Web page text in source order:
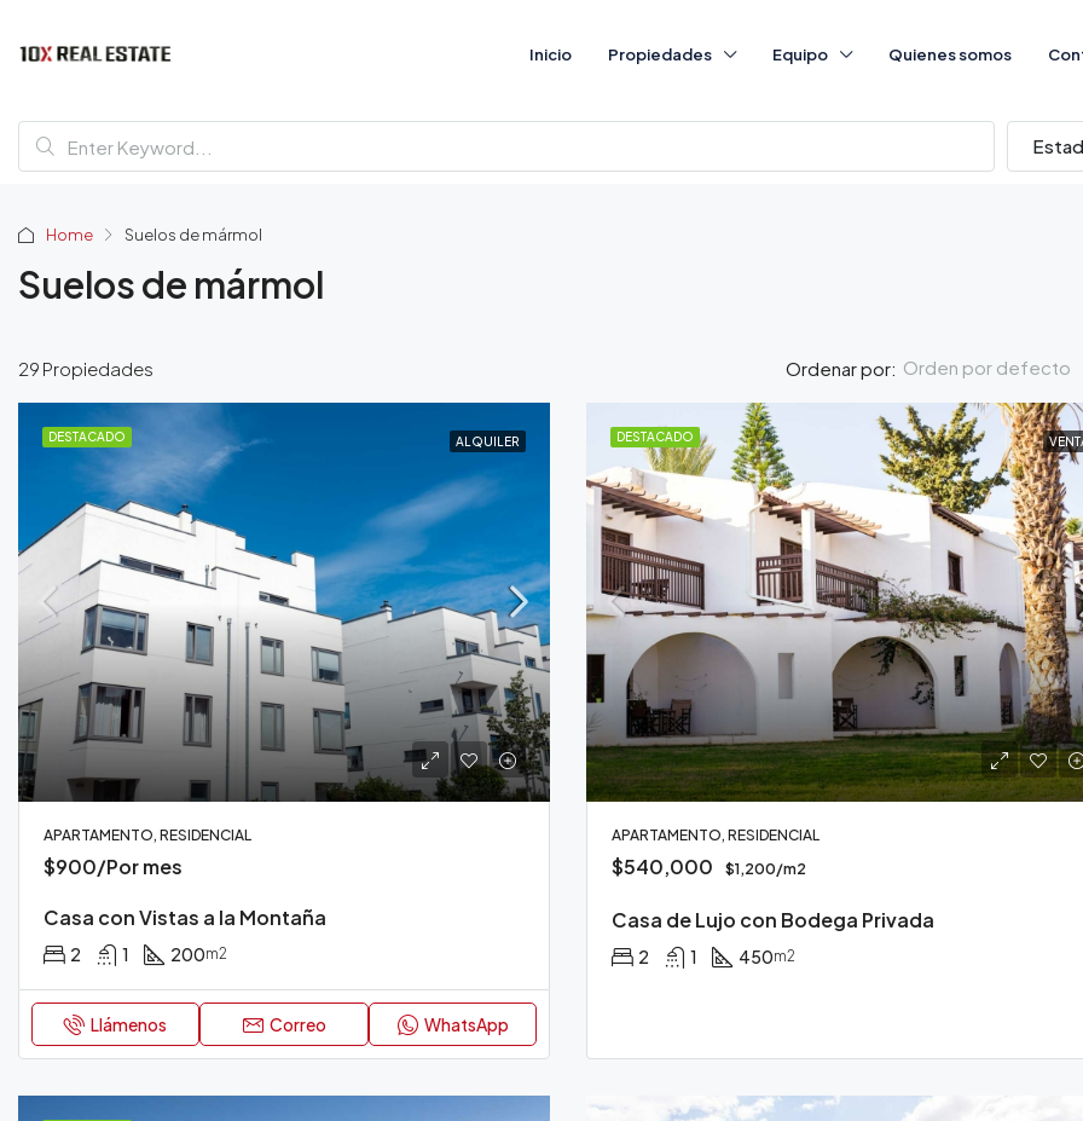
Inicio Propiedades Equipo Quienes somos
Home Suelos de mármol
Suelos de mármol
29 Propiedades Ordenar por: Orden por defecto
DESTACADO ALQUILER
APARTAMENTO, RESIDENCIAL
$900/Por mes
Casa con Vistas a la Montaña
2 1 200m2
Llámenos Correo WhatsApp
DESTACADO
APARTAMENTO, RESIDENCIAL
$540,000 $1,200/m2
Casa de Lujo con Bodega Privada
2 1 450m2
DESTACADO
$540,000